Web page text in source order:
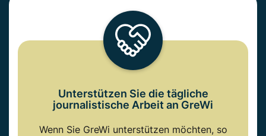
Unterstützen Sie die tägliche
journalistische Arbeit an GreWi
Wenn Sie GreWi unterstützen möchten, so